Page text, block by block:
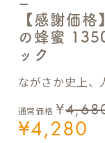
ー
【感謝価
の蜂蜜
ック
通常価格 ¥
¥4,280
ながさか史上、